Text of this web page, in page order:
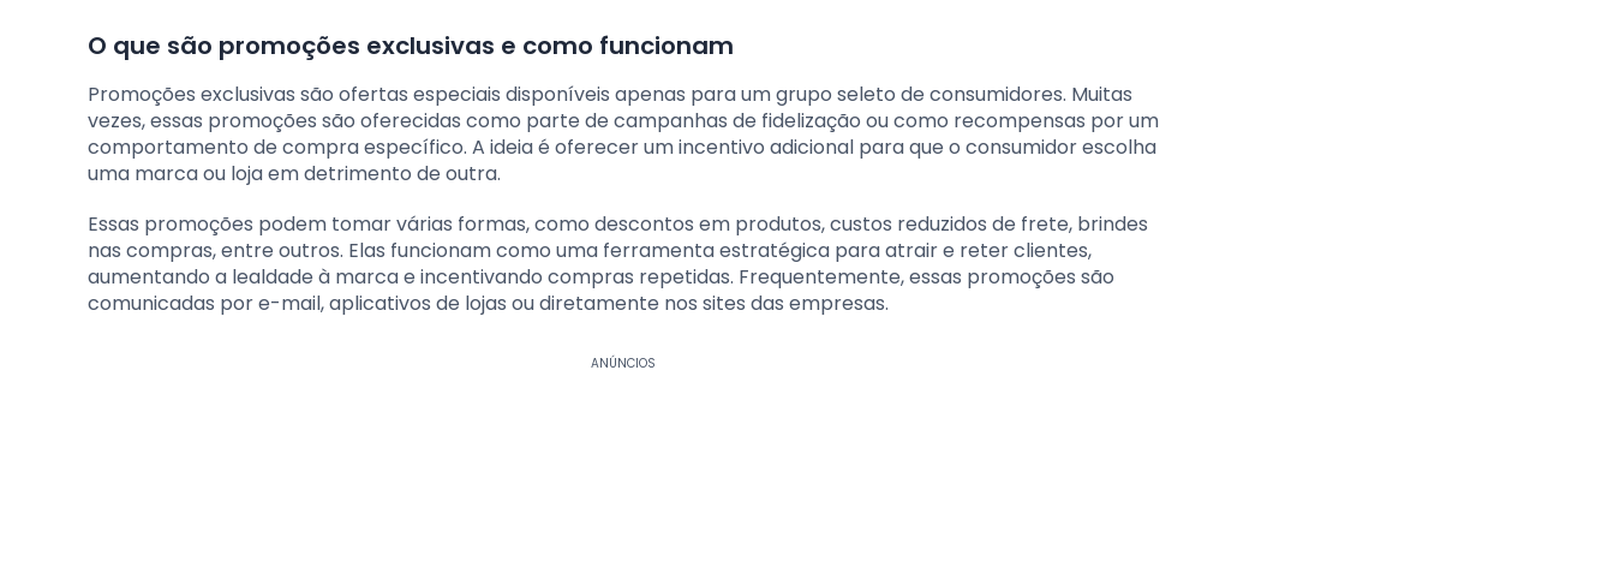
O que são promoções exclusivas e como funcionam
Promoções exclusivas são ofertas especiais disponíveis apenas para um grupo seleto de consumidores. Muitas
vezes, essas promoções são oferecidas como parte de campanhas de fidelização ou como recompensas por um
comportamento de compra específico. A ideia é oferecer um incentivo adicional para que o consumidor escolha
uma marca ou loja em detrimento de outra.
Essas promoções podem tomar várias formas, como descontos em produtos, custos reduzidos de frete, brindes
nas compras, entre outros. Elas funcionam como uma ferramenta estratégica para atrair e reter clientes,
aumentando a lealdade à marca e incentivando compras repetidas. Frequentemente, essas promoções são
comunicadas por e-mail, aplicativos de lojas ou diretamente nos sites das empresas.
ANÚNCIOS